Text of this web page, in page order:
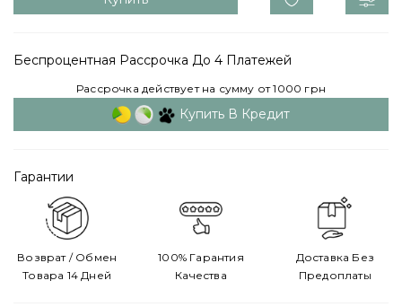
Беспроцентная Рассрочка До 4 Платежей
Рассрочка действует на сумму от 1000 грн
Купить В Кредит
Гарантии
Возврат / Обмен
Товара 14 Дней
100% Гарантия
Качества
Доставка Без
Предоплаты